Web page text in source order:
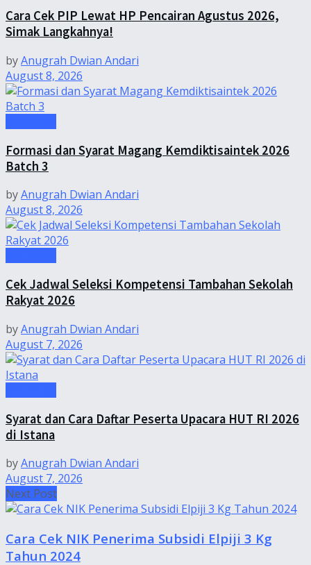
Cara Cek PIP Lewat HP Pencairan Agustus 2026,
Simak Langkahnya!
byAnugrah Dwian Andari
August 8, 2026
Formasi dan Syarat Magang Kemdiktisaintek 2026
Batch 3
byAnugrah Dwian Andari
August 8, 2026
Cek Jadwal Seleksi Kompetensi Tambahan Sekolah
Rakyat 2026
byAnugrah Dwian Andari
August 7, 2026
Syarat dan Cara Daftar Peserta Upacara HUT RI 2026
di Istana
byAnugrah Dwian Andari
August 7, 2026
Next Post
Cara Cek NIK Penerima Subsidi Elpiji 3 Kg
Tahun 2024